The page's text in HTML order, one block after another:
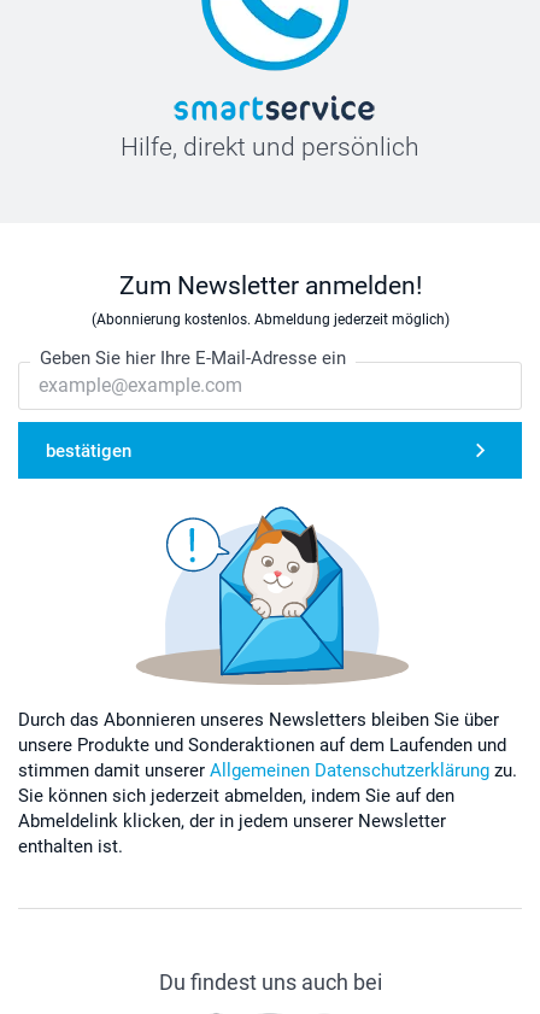
Hilfe, direkt und persönlich
Zum Newsletter anmelden!
(Abonnierung kostenlos. Abmeldung jederzeit möglich)
Geben Sie hier Ihre E-Mail-Adresse ein
bestätigen
Durch das Abonnieren unseres Newsletters bleiben Sie über
unsere Produkte und Sonderaktionen auf dem Laufenden und
stimmen damit unserer Allgemeinen Datenschutzerklärung zu.
Sie können sich jederzeit abmelden, indem Sie auf den
Abmeldelink klicken, der in jedem unserer Newsletter
enthalten ist.
Du findest uns auch bei